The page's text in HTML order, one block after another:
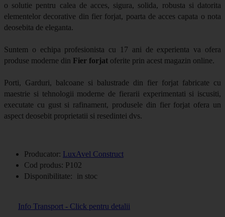
o solutie pentru calea de acces, sigura, solida, robusta si datorita
elementelor decorative din fier forjat, poarta de acces capata o nota
deosebita de eleganta.
Suntem o echipa profesionista cu 17 ani de experienta va ofera
produse moderne din Fier forjat oferite prin acest magazin online.
Porti, Garduri, balcoane si balustrade din fier forjat fabricate cu
maestrie si tehnologii moderne de fierarii experimentati si iscusiti,
executate cu gust si rafinament, produsele din fier forjat ofera un
aspect deosebit proprietatii si resedintei dvs.
Producator: LuxAvel Construct
Cod produs: P102
Disponibilitate:
in stoc
Info Transport - Click pentru detalii